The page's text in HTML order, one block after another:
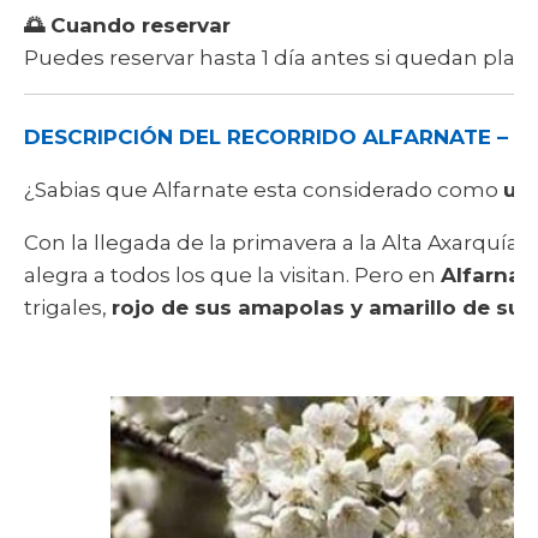
🌅 Cuando reservar
Puedes reservar hasta 1 día antes si quedan
DESCRIPCIÓN DEL RECORRIDO ALFARNATE –
¿Sabias que Alfarnate esta considerado como
Con la llegada de la primavera a la Alta Axarquía,
alegra a todos los que la visitan. Pero en
trigales, rojo de sus amapolas y amarillo de